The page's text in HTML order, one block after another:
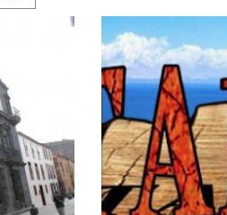
Santa Cruz | La Laguna
Islas
ESPACIOS CULTURALES
LOCALES CON ACTUACIONES
COMERCIO
GASTRO